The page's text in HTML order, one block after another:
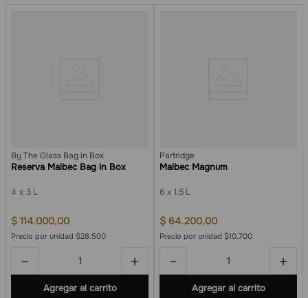
By The Glass Bag in Box
Reserva Malbec Bag in Box
4 3 L
$ 114.000,00
Precio por unidad $28.500
＋
－
Agregar al carrito
Partridge
Malbec Magnum
6 1.5 L
$ 64.200,00
Precio por unidad $10.700
＋
－
Agregar al carrito